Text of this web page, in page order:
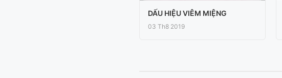
DẤU HIỆU VIÊM MIỆNG
03 Th8 2019